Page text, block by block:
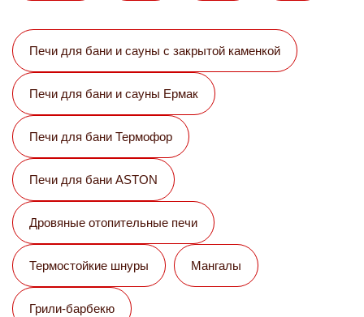
Печи для бани и сауны с закрытой каменкой
Печи для бани и сауны Eрмак
Печи для бани Термофор
Печи для бани ASTON
Дровяные отопительные печи
Термостойкие шнуры Мангалы
Грили-барбекю